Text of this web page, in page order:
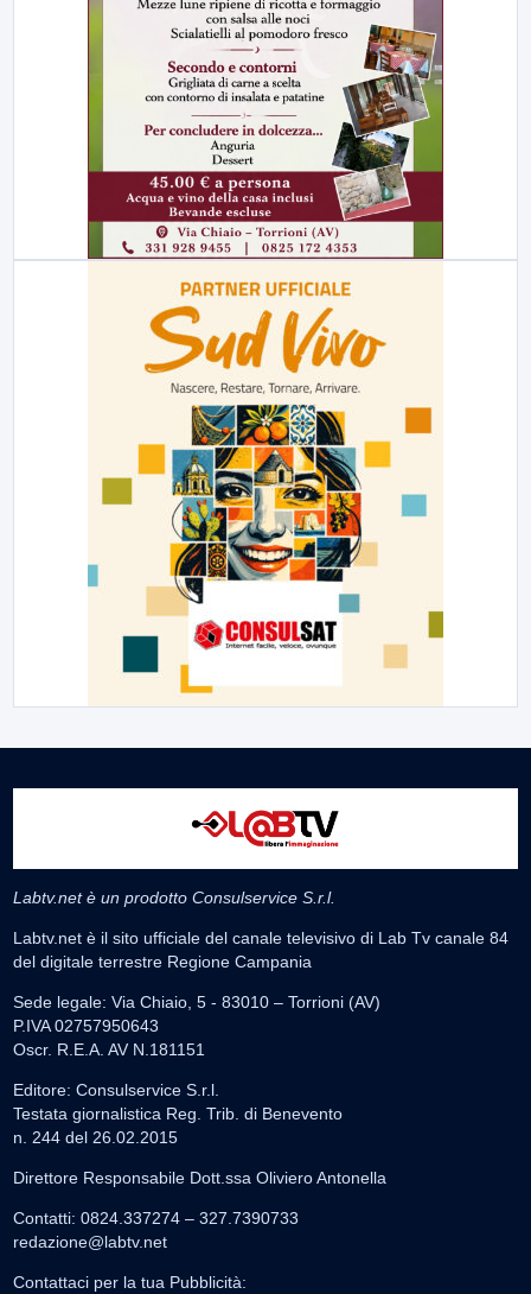
Labtv.net è un prodotto Consulservice S.r.l.
Labtv.net è il sito ufficiale del canale televisivo di Lab Tv canale 84
del digitale terrestre Regione Campania
Sede legale: Via Chiaio, 5 - 83010 – Torrioni (AV)
P.IVA 02757950643
Oscr. R.E.A. AV N.181151
Editore: Consulservice S.r.l.
Testata giornalistica Reg. Trib. di Benevento
n. 244 del 26.02.2015
Direttore Responsabile Dott.ssa Oliviero Antonella
Contatti: 0824.337274 – 327.7390733
redazione@labtv.net
Contattaci per la tua Pubblicità: